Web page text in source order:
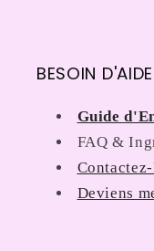
BESOIN
Guide
FAQ &
Deviens